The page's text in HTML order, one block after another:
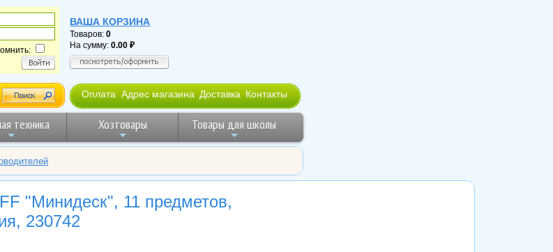
ВАША КОРЗИНА
Товаров:0
На сумму:0.00
Оплата Адрес магазина Доставка Контакты
техника Хозтовары Товары для школы
"Минидеск", 11 предметов,
230742